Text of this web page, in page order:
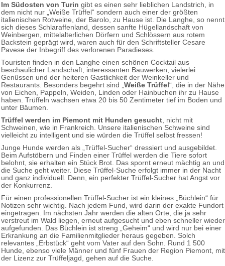
Im Südosten von Turin gibt es einen sehr lieblichen Landstrich, in
dem nicht nur „Weiße Trüffel“ sondern auch einer der größten
italienischen Rotweine, der Barolo, zu Hause ist. Die Langhe, so nennt
sich dieses Schlaraffenland, dessen sanfte Hügellandschaft von
Weinbergen, mittelalterlichen Dörfern und Schlössern aus rotem
Backstein geprägt wird, waren auch für den Schriftsteller Cesare
Pavese der Inbegriff des verlorenen Paradieses.
Touristen finden in den Langhe einen schönen Cocktail aus
beschaulicher Landschaft, interessanten Bauwerken, vielerlei
Genüssen und der heiteren Gastlichkeit der Weinkeller und
Restaurants. Besonders begehrt sind „ Weiße Trüffel“, die in der Nähe
von Eichen, Pappeln, Weiden, Linden oder Hainbuchen ihr zu Hause
haben. Trüffeln wachsen etwa 20 bis 50 Zentimeter tief im Boden und
unter Bäumen.
Trüffel werden im Piemont mit Hunden gesucht , nicht mit
Schweinen, wie in Frankreich. Unsere italienischen Schweine sind
vielleicht zu intelligent und sie würden die Trüffel selbst fressen!
Junge Hunde werden als „Trüffel-Sucher“ dressiert und ausgebildet.
Beim Aufstöbern und Finden einer Trüffel werden die Tiere sofort
belohnt, sie erhalten ein Stück Brot. Das spornt erneut mächtig an und
die Suche geht weiter. Diese Trüffel-Suche erfolgt immer in der Nacht
und ganz individuell. Denn, ein perfekter Trüffel-Sucher hat Angst vor
der Konkurrenz.
Für einen professionellen Trüffel-Sucher ist ein kleines „Büchlein“ für
Notizen sehr wichtig. Nach jedem Fund, wird darin der exakte Fundort
eingetragen. Im nächsten Jahr werden die alten Orte, die ja sehr
verstreut im Wald liegen, erneut aufgesucht und eben schneller wieder
aufgefunden. Das Büchlein ist streng „Geheim“ und wird nur bei einer
Erkrankung an die Familienmitglieder heraus gegeben. Solch
relevantes „Erbstück“ geht vom Vater auf den Sohn. Rund 1 500
Hunde, ebenso viele Männer und fünf Frauen der Region Piemont, mit
der Lizenz zur Trüffeljagd, gehen auf die Suche.